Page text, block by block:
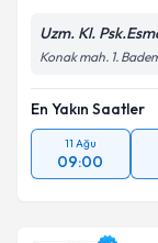
Uzm. Kl.
Konak mah. 1.
En Yakın Saatler
11 Ağu
09:00